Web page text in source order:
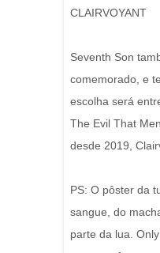
CLAIRVOYANT
Seventh Son
comemorado, e
escolha será
The Evil That
desde 2019,
PS: O pôster da
sangue, do
parte da lua.